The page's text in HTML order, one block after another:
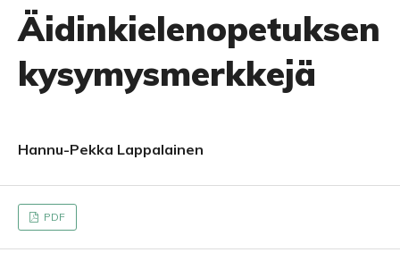
Äidinkielenopetuksen
kysymysmerkkejä
Hannu-Pekka Lappalainen
PDF